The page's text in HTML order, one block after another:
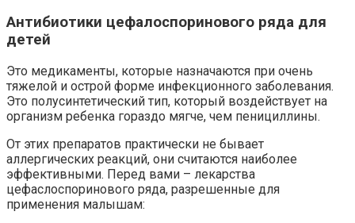
Антибиотики цефалоспоринового ряда для
детей
Это медикаменты, которые назначаются при очень
тяжелой и острой форме инфекционного заболевания.
Это полусинтетический тип, который воздействует на
организм ребенка гораздо мягче, чем пенициллины.
От этих препаратов практически не бывает
аллергических реакций, они считаются наиболее
эффективными. Перед вами – лекарства
цефаслоспоринового ряда, разрешенные для
применения малышам: